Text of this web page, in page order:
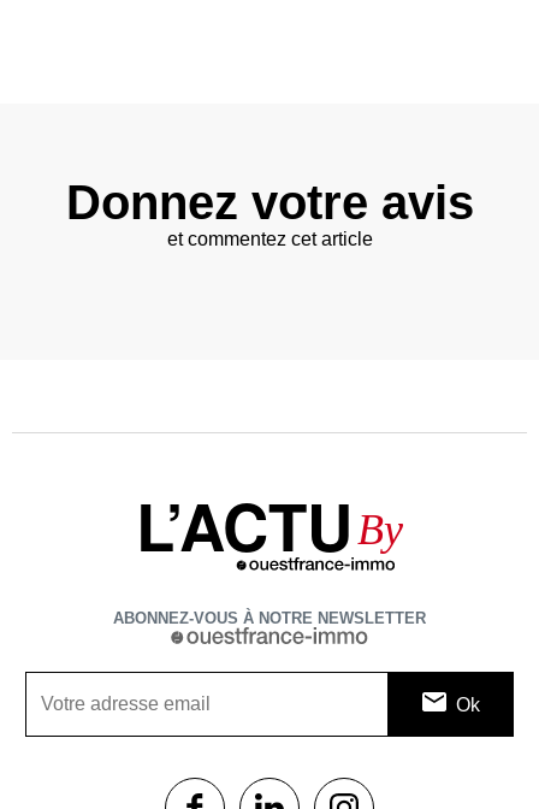
Donnez votre avis
et commentez cet article
L’ACTUBy
ABONNEZ-VOUS À NOTRE NEWSLETTER
1$s 1$s